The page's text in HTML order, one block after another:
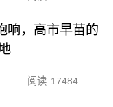
响，高市早苗的
阅读 17484